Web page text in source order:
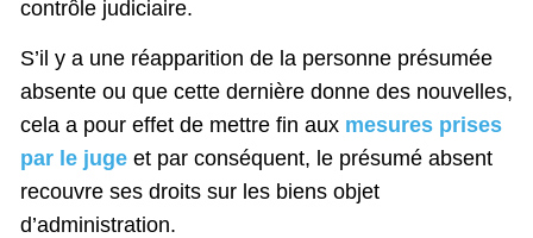
contrôle judiciaire.
S’il y a une réapparition de la personne présumée
absente ou que cette dernière donne des nouvelles,
cela a pour effet de mettre fin aux mesures prises
par le juge et par conséquent, le présumé absent
recouvre ses droits sur les biens objet
d’administration.